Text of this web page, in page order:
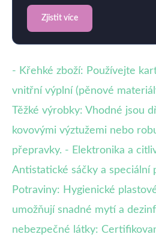
Zjistit více
- Křehké zboží: Používejte
vnitřní výplní (pěnové
Těžké výrobky: Vhodné jsou
kovovými výztužemi nebo
přepravky. - Elektronika a
Antistatické sáčky a speciální
Potraviny: Hygienické
umožňují snadné mytí a
nebezpečné látky: